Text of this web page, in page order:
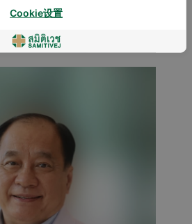
AND GYNAECOLOGY
Cookie设置